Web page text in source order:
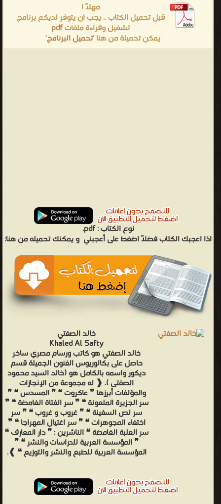
مهلاً !
قبل تحميل الكتاب .. يجب ان يتوفر لديكم برنامج
تشغيل وقراءة ملفاتpdf
يمكن تحميلة من هنا 'تحميل البرنامج'
نوع الكتاب :pdf.
اذا اعجبك الكتاب فضلاً اضغط على أعجبني و يمكنك تحميله من هنا:
خالد الصفتي
Khaled Al Safty
خالد الصفتي هو كاتب ورسام مصري ساخر
حاصل على بكالوريوس الفنون الجميلة قسم
ديكور واسمه بالكامل هو (خالد السيد محمود
الصفتى ). ❰ له مجموعة من الإنجازات
والمؤلفات أبرزها ❞ عاكروت ❝ ❞ المسدس ❝ ❞
سر الجزيرة الملعونة ❝ ❞ سر الفتاة الغامضة ❝ ❞
سر لص السفينة ❝ ❞ غروب و غروب ❝ ❞ سر
اختفاء المجوهرات ❝ ❞ سر اغتيال المهراجا ❝ ❞
سر العلبة الغامضة ❝ الناشرين : ❞ دار المعارف ❝
❞ المؤسسة العربية للدراسات والنشر ❝ ❞
المؤسسة العربية للطبع والنشر والتوزيع ❝ ❱.